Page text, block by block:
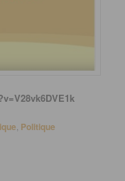
, Politique